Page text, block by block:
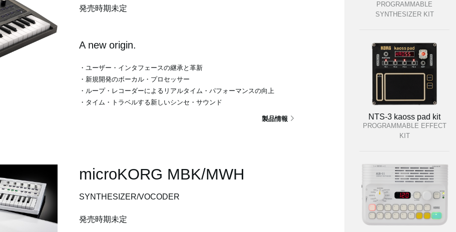
発売時期未定
A new origin.
・ユーザー・インタフェースの継承と革新
・新規開発のボーカル・プロセッサー
・ループ・レコーダーによるリアルタイム・パフォーマンスの向上
・タイム・トラベルする新しいシンセ・サウンド
製品情報
microKORG MBK/MWH
SYNTHESIZER/VOCODER
発売時期未定
PROGRAMMABLE
SYNTHESIZER KIT
NTS-3 kaoss pad kit
PROGRAMMABLE EFFECT
KIT